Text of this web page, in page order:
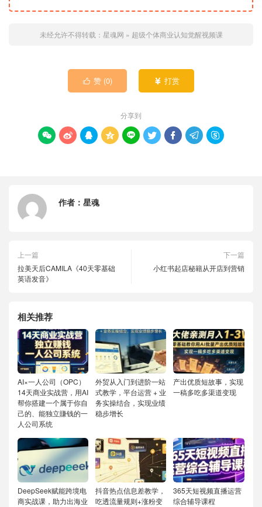
未经允许不得转载： 星魂网 » 超级个体商业认知觉醒视频课
 赞 (0)  打赏
分享到
        
作者： 星魂
上一篇
拉美天后CAMILA《40天零基础
英语发音》
下一篇
小红书起店秘籍从开店到营销
相关推荐
AI×一人公司（OPC）
14天商业实战营，用AI
帮你搭建一个属于你自
己的、能独立賺钱的一
人公司系统
外贸从入门到进阶一站
式教学，平台运营 + 业
务实操结合，实现业绩
稳步增长
产出优质短故事，实现
一稿多吃多渠道变现
DeepSeek赋能跨境电
商实战课，助力出海业
抖音热点信息差教学，
吃透流量规则+涨粉变
365天短视频直播运营
综合辅导课程